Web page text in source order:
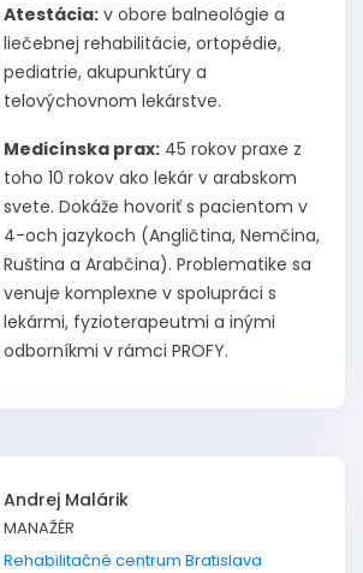
Atestácia: v obore balneológie a
liečebnej rehabilitácie, ortopédie,
pediatrie, akupunktúry a
telovýchovnom lekárstve.
Medicínska prax: 45 rokov praxe z
toho 10 rokov ako lekár v arabskom
svete. Dokáže hovoriť s pacientom v
4-och jazykoch (Angličtina, Nemčina,
Ruština a Arabčina). Problematike sa
venuje komplexne v spolupráci s
lekármi, fyzioterapeutmi a inými
odborníkmi v rámci PROFY.
Andrej Malárik
MANAŽÉR
Rehabilitačné centrum Bratislava